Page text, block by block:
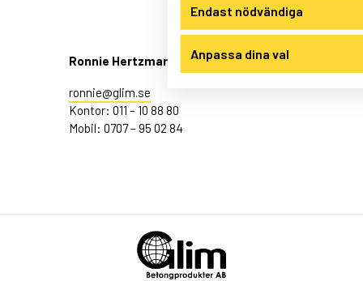
Ronnie Hertzman
ronnie@glim.se
Kontor: 011 – 10 88 80
Mobil: 0707 – 95 02 84
Endast nödvändiga
Anpassa dina val